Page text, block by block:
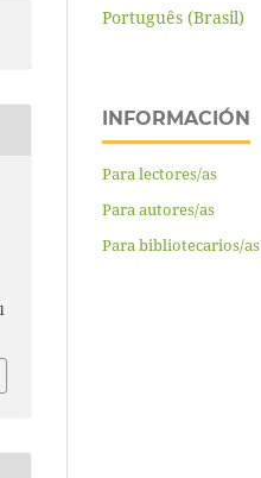
Português (Brasil)
INFORMACIÓN
Para lectores/as
Para autores/as
Para bibliotecarios/as